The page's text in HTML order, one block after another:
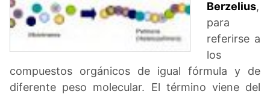
Berzelius,
para
referirse a
los
compuestos orgánicos de igual fórmula y de
diferente peso molecular. El término viene del